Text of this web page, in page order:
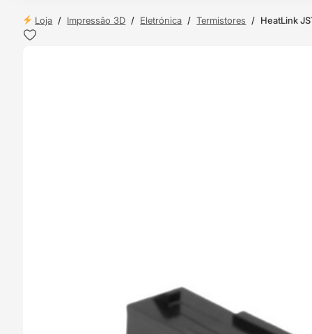
Loja / Impressão 3D / Eletrónica / Termistores / HeatLink